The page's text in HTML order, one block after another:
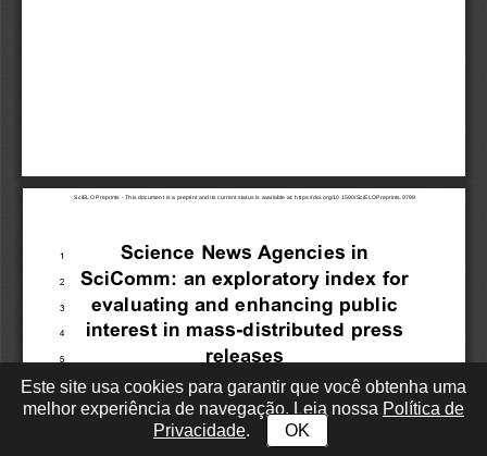
Este site usa cookies para garantir que você obtenha uma
melhor experiência de navegação. Leia nossa Política de
Privacidade. OK